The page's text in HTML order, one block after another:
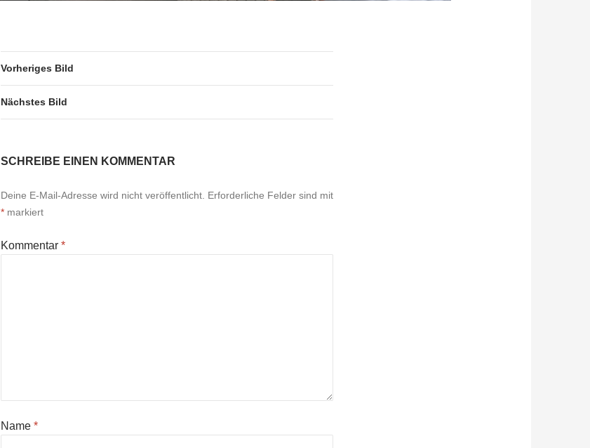
Vorheriges Bild
Nächstes Bild
SCHREIBE EINEN KOMMENTAR
Deine E-Mail-Adresse wird nicht veröffentlicht. Erforderliche Felder sind mit
* markiert
Kommentar *
Name *